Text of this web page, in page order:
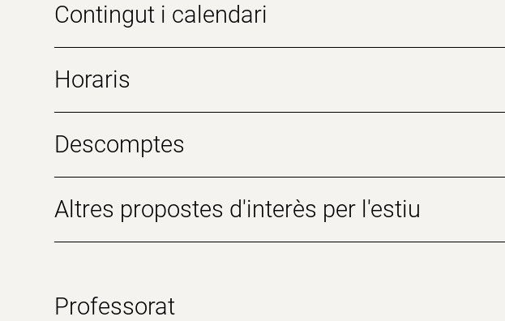
Contingut i calendari
Horaris
Descomptes
Altres propostes d'interès per l'estiu
Professorat